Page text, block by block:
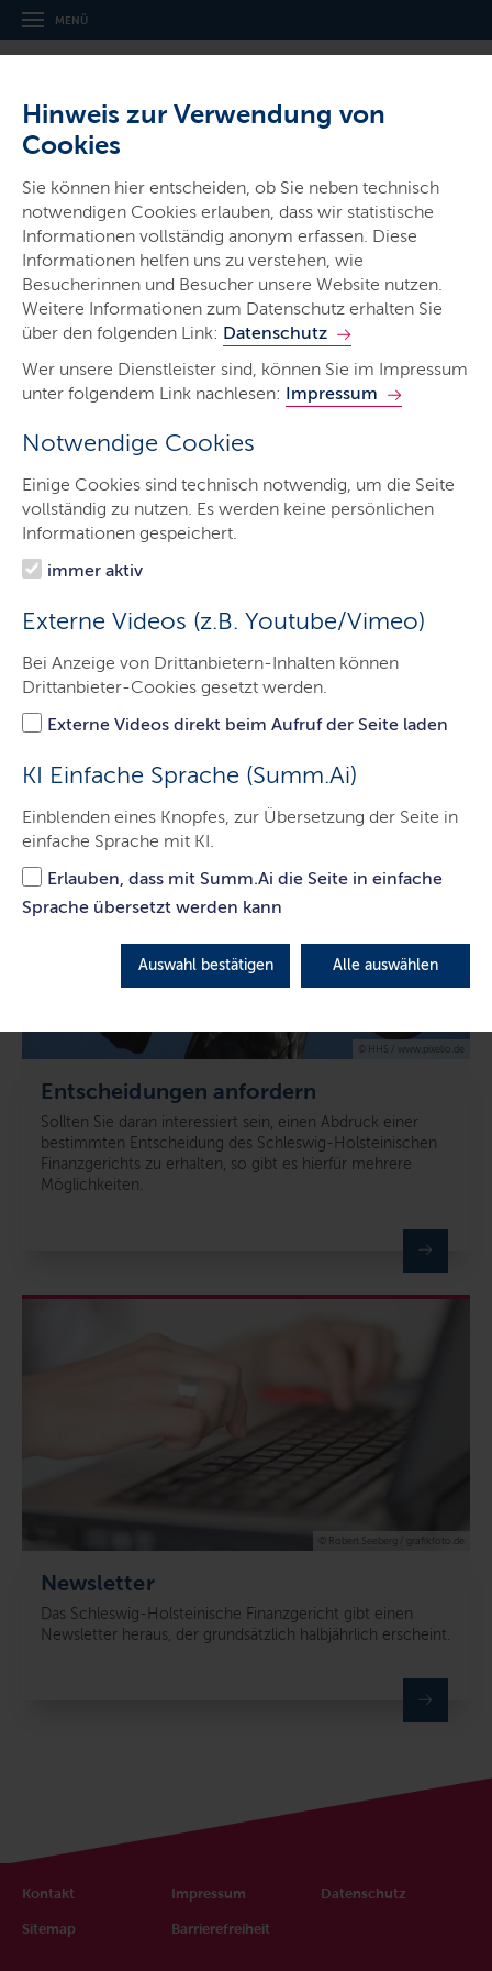
Hinweis zur Verwendung von
Cookies
Sie können hier entscheiden, ob Sie neben technisch
notwendigen Cookies erlauben, dass wir statistische
Informationen vollständig anonym erfassen. Diese
Informationen helfen uns zu verstehen, wie
Besucherinnen und Besucher unsere Website nutzen.
Weitere Informationen zum Datenschutz erhalten Sie
über den folgenden Link: Datenschutz
Wer unsere Dienstleister sind, können Sie im Impressum
unter folgendem Link nachlesen: Impressum
Notwendige Cookies
Einige Cookies sind technisch notwendig, um die Seite
vollständig zu nutzen. Es werden keine persönlichen
Informationen gespeichert.
immer aktiv
Externe Videos (z.B. Youtube/Vimeo)
Bei Anzeige von Drittanbietern-Inhalten können
Drittanbieter-Cookies gesetzt werden.
Externe Videos direkt beim Aufruf der Seite laden
KI Einfache Sprache (Summ.Ai)
Einblenden eines Knopfes, zur Übersetzung der Seite in
einfache Sprache mit KI.
Erlauben, dass mit Summ.Ai die Seite in einfache
Sprache übersetzt werden kann
Auswahl bestätigen Alle auswählen
MENÜ
Schleswig-Holsteinisches
Finanzgericht
Gerichte & Justizbehörden
Start
Das Finanzgericht
Entscheidungen
Service
Themen
Presse
Entscheidungen anfordern
Sollten Sie daran interessiert sein, einen Abdruck einer
bestimmten Entscheidung des Schleswig-Holsteinischen
Finanzgerichts zu erhalten, so gibt es hierfür mehrere
Möglichkeiten.
© HHS / www.pixelio.de
Newsletter
Das Schleswig-Holsteinische Finanzgericht gibt einen
Newsletter heraus, der grundsätzlich halbjährlich erscheint.
© Robert Seeberg / grafikfoto.de
Kontakt Impressum Datenschutz
Sitemap Barrierefreiheit